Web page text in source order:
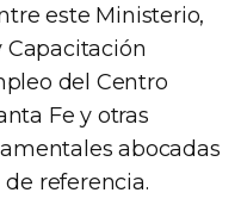
este Ministerio,
Capacitación
del Centro
Fe y otras
abocadas
referencia.